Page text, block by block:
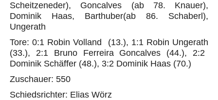
Scheitzeneder), Goncalves (ab 78. Knauer),
Dominik Haas, Barthuber(ab 86. Schaberl ),
Ungerath
Tore: 0:1 RobinVolland (13.), 1:1 Robin Ungerath
(33.), 2:1 Bruno Ferreira Goncalves (44.), 2:2
Dominik Schäffer (48.), 3:2 Dominik Haas (70.)
Zuschauer: 550
Schiedsrichter: Elias Wörz